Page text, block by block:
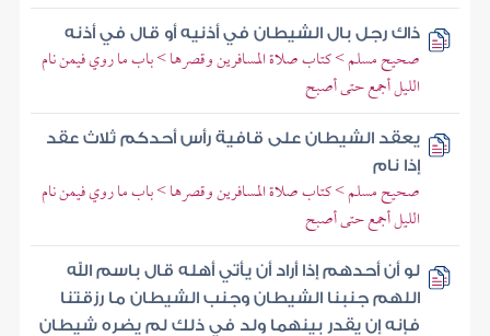
ذاك رجل بال الشيطان في أذنيه أو قال في أذنه
صحيح مسلم > كتاب صلاة المسافرين وقصرها > باب ما روي فيمن نام
الليل أجمع حتى أصبح
يعقد الشيطان على قافية رأس أحدكم ثلاث عقد
إذا نام
صحيح مسلم > كتاب صلاة المسافرين وقصرها > باب ما روي فيمن نام
الليل أجمع حتى أصبح
لو أن أحدهم إذا أراد أن يأتي أهله قال باسم الله
اللهم جنبنا الشيطان وجنب الشيطان ما رزقتنا
فإنه إن يقدر بينهما ولد في ذلك لم يضره شيطان